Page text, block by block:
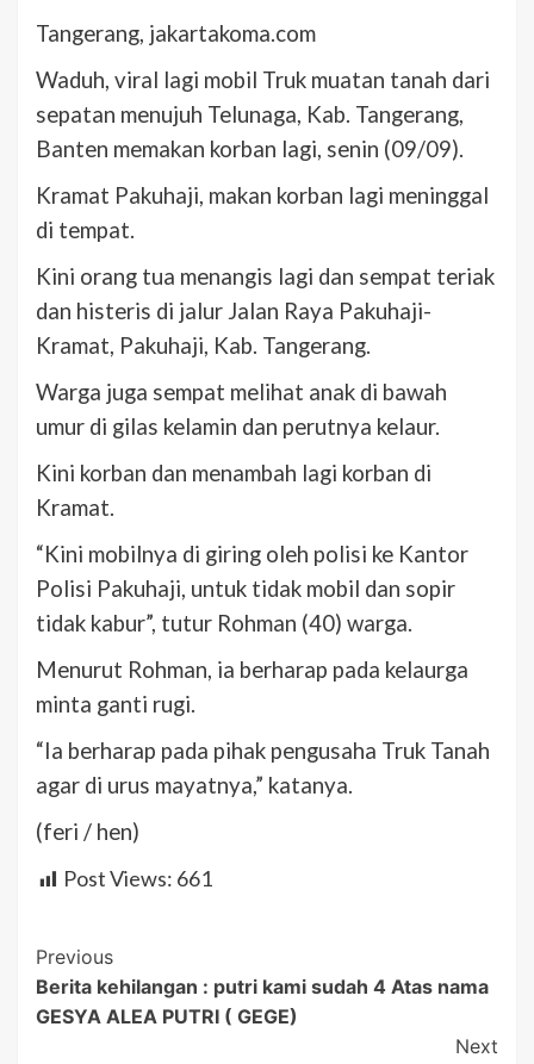
Tangerang, jakartakoma.com
Waduh, viral lagi mobil Truk muatan tanah dari
sepatan menujuh Telunaga, Kab. Tangerang,
Banten memakan korban lagi, senin (09/09).
Kramat Pakuhaji, makan korban lagi meninggal
di tempat.
Kini orang tua menangis lagi dan sempat teriak
dan histeris di jalur Jalan Raya Pakuhaji-
Kramat, Pakuhaji, Kab. Tangerang.
Warga juga sempat melihat anak di bawah
umur di gilas kelamin dan perutnya kelaur.
Kini korban dan menambah lagi korban di
Kramat.
“Kini mobilnya di giring oleh polisi ke Kantor
Polisi Pakuhaji, untuk tidak mobil dan sopir
tidak kabur”, tutur Rohman (40) warga.
Menurut Rohman, ia berharap pada kelaurga
minta ganti rugi.
“Ia berharap pada pihak pengusaha Truk Tanah
agar di urus mayatnya,” katanya.
(feri / hen)
Post Views: 661
Post
Navigation
Previous
Berita kehilangan : putri kami sudah 4 Atas nama
GESYA ALEA PUTRI ( GEGE)
Next